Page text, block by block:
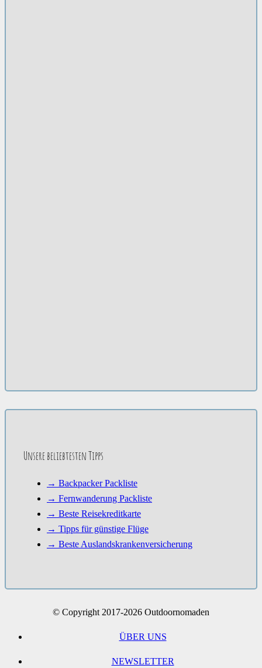
Unsere beliebtesten Tipps
→ Backpacker Packliste
→ Fernwanderung Packliste
→ Beste Reisekreditkarte
→ Tipps für günstige Flüge
→ Beste Auslandskrankenversicherung
© Copyright 2017-2026 Outdoornomaden
ÜBER UNS
NEWSLETTER